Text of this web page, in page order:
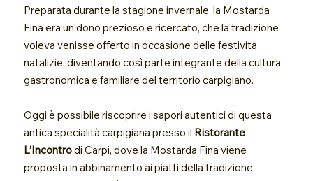
Preparata durante la stagione invernale, la Mostarda
Fina era un dono prezioso e ricercato, che la tradizione
voleva venisse offerto in occasione delle festività
natalizie, diventando così parte integrante della cultura
gastronomica e familiare del territorio carpigiano.
Oggi è possibile riscoprire i sapori autentici di questa
antica specialità carpigiana presso il Ristorante
L’Incontrodi Carpi, dove la Mostarda Fina viene
proposta in abbinamento ai piatti della tradizione.